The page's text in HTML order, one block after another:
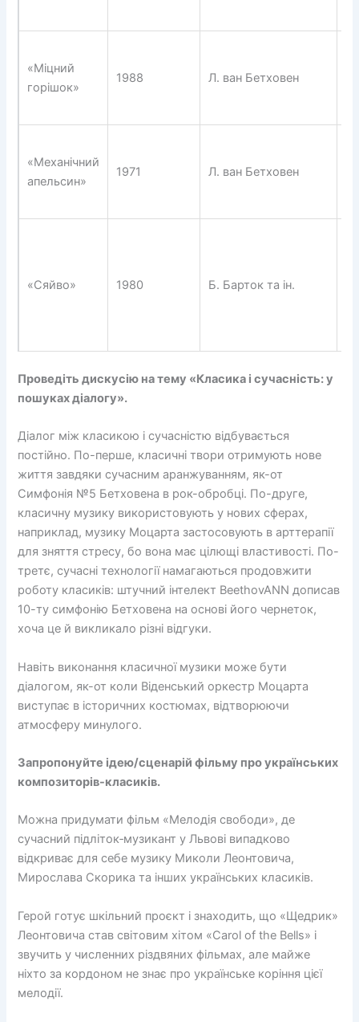
«Міцний
горішок»
1988 Л. ван Бетховен
«Механічний
апельсин»
1971 Л. ван Бетховен
«Сяйво» 1980 Б. Барток та ін.
Проведіть дискусію на тему «Класика і сучасність: у
пошуках діалогу».
Діалог між класикою і сучасністю відбувається
постійно. По-перше, класичні твори отримують нове
життя завдяки сучасним аранжуванням, як-от
Симфонія №5 Бетховена в рок-обробці. По-друге,
класичну музику використовують у нових сферах,
наприклад, музику Моцарта застосовують в арттерапії
для зняття стресу, бо вона має цілющі властивості. По-
третє, сучасні технології намагаються продовжити
роботу класиків: штучний інтелект BeethovANN дописав
10-ту симфонію Бетховена на основі його чернеток,
хоча це й викликало різні відгуки.
Навіть виконання класичної музики може бути
діалогом, як-от коли Віденський оркестр Моцарта
виступає в історичних костюмах, відтворюючи
атмосферу минулого.
Запропонуйте ідею/сценарій фільму про українських
композиторів-класиків.
Можна придумати фільм «Мелодія свободи», де
сучасний підліток‑музикант у Львові випадково
відкриває для себе музику Миколи Леонтовича,
Мирослава Скорика та інших українських класиків.
Герой готує шкільний проєкт і знаходить, що «Щедрик»
Леонтовича став світовим хітом «Carol of the Bells» і
звучить у численних різдвяних фільмах, але майже
ніхто за кордоном не знає про українське коріння цієї
мелодії.